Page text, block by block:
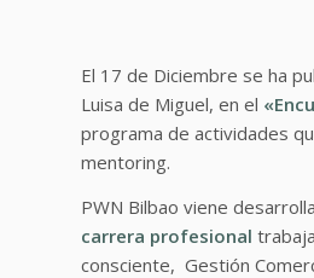
El 17 de Diciembre se ha
Luisa de Miguel, en el
programa de actividades
mentoring.
PWN Bilbao viene
carrera profesional
consciente, Gestión